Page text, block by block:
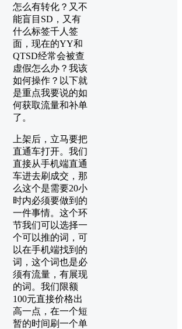
怎么有转化？又不
能盲目SD，又有
什么标签千人签
面，现在的YY和
QTSD经常会被查
虚假怎么办？我该
如何操作？以下就
是重点我要说的如
何获取流量和补单
了。
上架后，立马要把
直通车打开。我们
直接从手机端直通
车进去刷成交，那
么这个是需要20小
时内必须要做到的
一件事情。这个环
节我们可以选择一
个可以推的词，可
以在手机端找到的
词，这个词也是必
须有流量，有展现
的词。我们限额
100元直接价格出
高一点，在一个短
暂的时间刷一个单